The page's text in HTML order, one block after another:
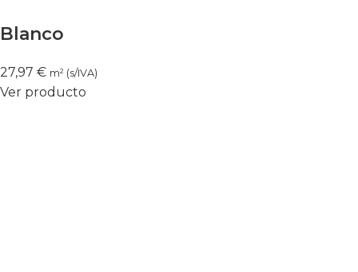
Blanco
27,97 € m² (s/IVA)
Ver producto